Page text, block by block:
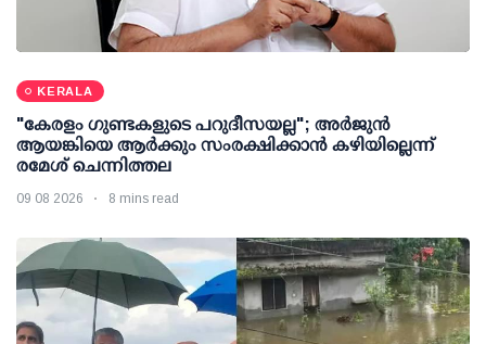
KERALA
"കേരളം ഗുണ്ടകളുടെ പറുദീസയല്ല"; അർജുൻ
ആയങ്കിയെ ആർക്കും സംരക്ഷിക്കാൻ കഴിയില്ലെന്ന്
രമേശ് ചെന്നിത്തല
09 08 2026 8 mins read